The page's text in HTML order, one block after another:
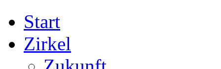
Start
Zirkel